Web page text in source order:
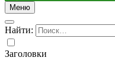
Меню
Найти:
Заголовки